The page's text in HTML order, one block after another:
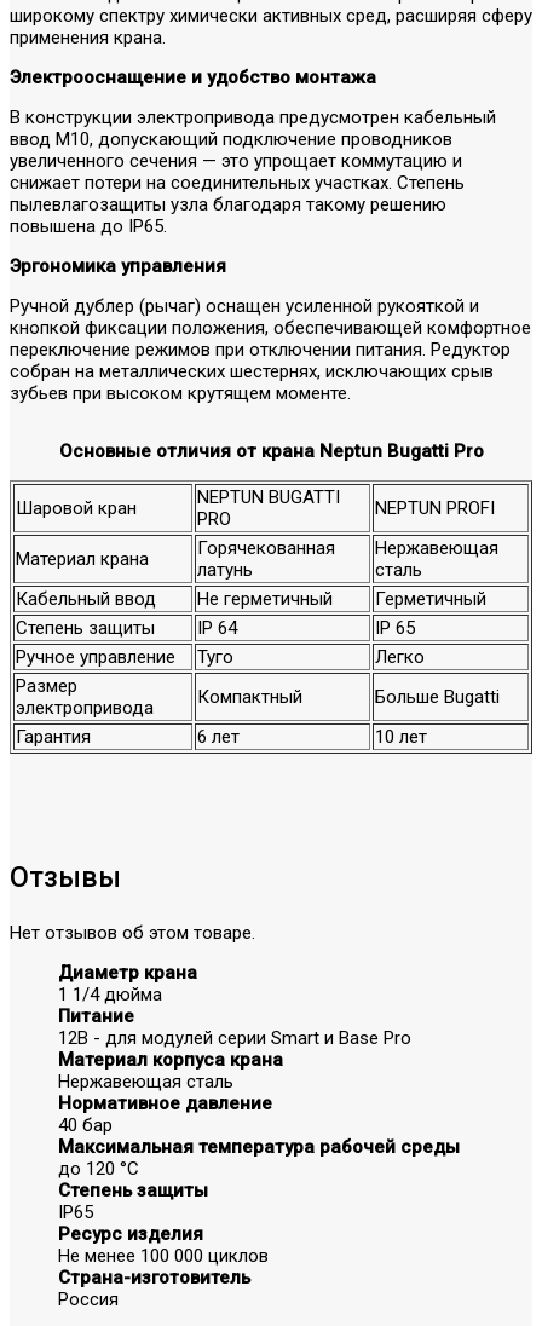
широкому спектру химически активных сред, расширяя сферу
применения крана.
Электрооснащение и удобство монтажа
В конструкции электропривода предусмотрен кабельный
ввод M10, допускающий подключение проводников
увеличенного сечения — это упрощает коммутацию и
снижает потери на соединительных участках. Степень
пылевлагозащиты узла благодаря такому решению
повышена до IP65.
Эргономика управления
Ручной дублер (рычаг) оснащен усиленной рукояткой и
кнопкой фиксации положения, обеспечивающей комфортное
переключение режимов при отключении питания. Редуктор
собран на металлических шестернях, исключающих срыв
зубьев при высоком крутящем моменте.
Основные отличия от крана Neptun Bugatti Pro
Шаровой кран
NEPTUN BUGATTI
PRO
NEPTUN PROFI
Материал крана
Горячекованная
латунь
Нержавеющая
сталь
Кабельный ввод
Не герметичный
Герметичный
Степень защиты
IP 64
IP 65
Ручное управление
Туго
Легко
Размер
электропривода
Компактный
Больше Bugatti
Гарантия
6 лет 10 лет
Отзывы
Нет отзывов об этом товаре.
Диаметр крана
1 1/4 дюйма
Питание
12В - для модулей серии Smart и Base Pro
Материал корпуса крана
Нержавеющая сталь
Нормативное давление
40 бар
Максимальная температура рабочей среды
до 120 °С
Степень защиты
IP65
Ресурс изделия
Не менее 100 000 циклов
Страна-изготовитель
Россия